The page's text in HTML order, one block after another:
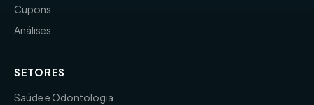
Cupons
Análises
SETORES
Saúde e Odontologia